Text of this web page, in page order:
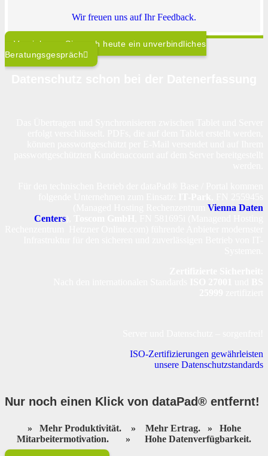
Wir freuen uns auf Ihr Feedback.
Vereinbaren Sie noch heute ein unverbindliches
Beratungsgespräch
Vienna Daten
Centers
ISO-Zertifizierungen gewährleisten
unsere Datenschutzstandards
Nur noch einen Klick von dataPad® entfernt!
» Mehr Produktivität. » Mehr Ertrag. »
Hohe
Mitarbeitermotivation. » Hohe Datenverfügbarkeit.